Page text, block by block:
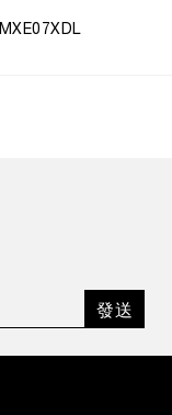
MXE07XDL
發送